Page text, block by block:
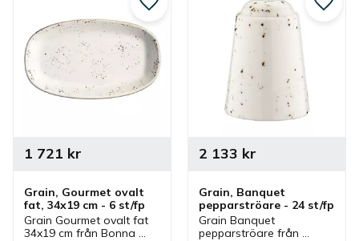
Grain, Gourmet ovalt
fat, 34x19 cm - 6 st/fp
Grain Gourmet ovalt fat
34x19 cm från Bonna
1 721 kr
Lägg till i favoriter
Grain, Banquet
pepparströare - 24 st/fp
Grain Banquet
pepparströare från
2 133 kr
Lägg